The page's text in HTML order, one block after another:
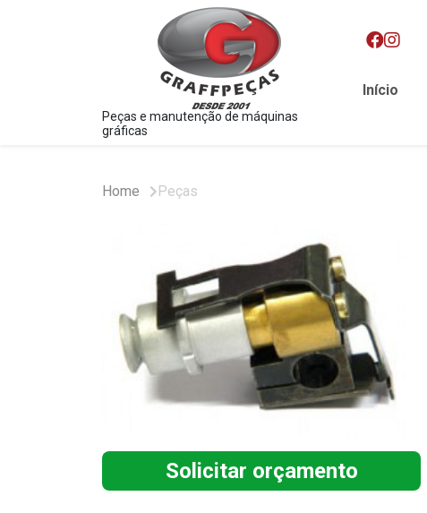
Peças e manutenção de máquinas
gráficas
Início
Home Peças
Solicitar orçamento